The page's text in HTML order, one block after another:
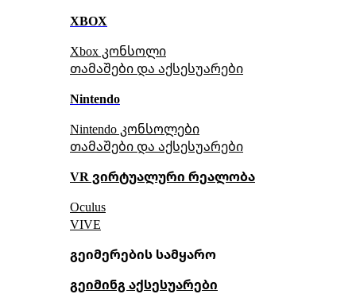
XBOX
Xbox კონსოლი
თამაშები და აქსესუარები
Nintendo
Nintendo კონსოლები
თამაშები და აქსესუარები
VR ვირტუალური რეალობა
Oculus
VIVE
გეიმერების სამყარო
გეიმინგ აქსესუარები